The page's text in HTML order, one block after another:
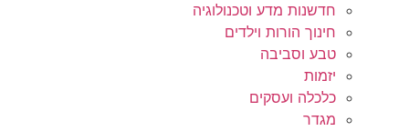
חדשנות מדע וטכנולוגיה
חינוך הורות וילדים
טבע וסביבה
יזמות
כלכלה ועסקים
מגדר